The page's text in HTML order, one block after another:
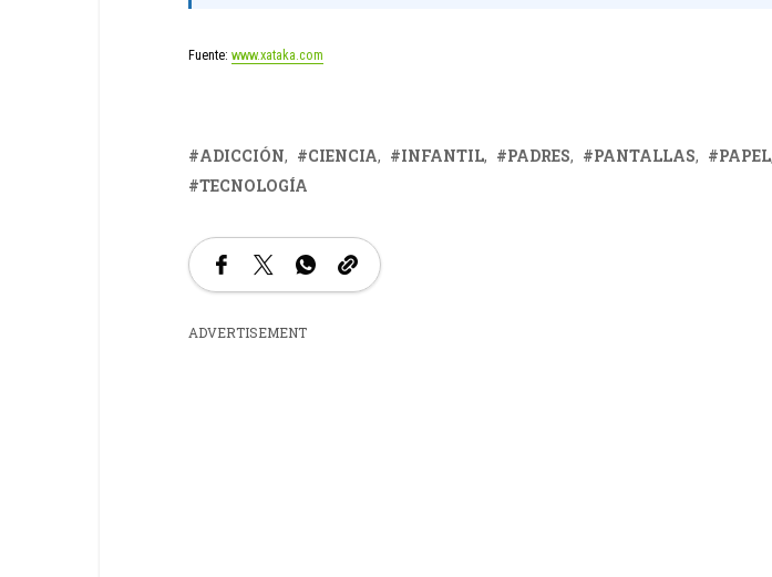
Fuente: www.xataka.com
ADICCIÓN CIENCIA INFANTIL PADRES PANTALLAS
PAPEL
TECNOLOGÍA
ADVERTISEMENT